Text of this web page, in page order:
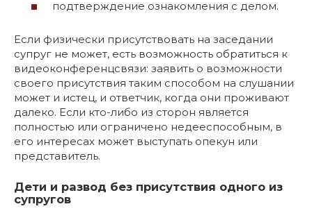
подтверждение ознакомления с делом.
Если физически присутствовать на заседании
супруг не может, есть возможность обратиться к
видеоконференцсвязи: заявить о возможности
своего присутствия таким способом на слушании
может и истец, и ответчик, когда они проживают
далеко. Если кто-либо из сторон является
полностью или ограничено недееспособным, в
его интересах может выступать опекун или
представитель.
Дети и развод без присутствия одного из
супругов